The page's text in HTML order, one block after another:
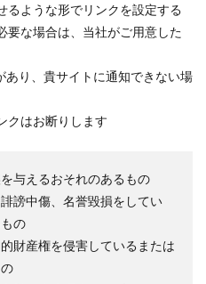
るような形でリンクを設定する
要な場合は、当社がご用意した
あり、貴サイトに通知できない場
クはお断りします
与えるおそれのあるもの
謗中傷、名誉毀損をしてい
の
財産権を侵害しているまたは